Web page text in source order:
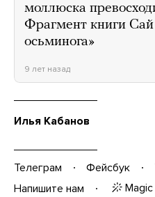
моллюска
Фрагмент книги
осьминога»
9 лет назад
Илья Кабанов
Телеграм Фейсбук
Напишите нам